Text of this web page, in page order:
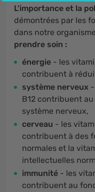
L'importance et la
démontrées par les
dans notre
prendre soin :
énergie - les
contribuent à
système nerveux
B12 contribuent
système nerveux,
cerveau - les
contribuent à des
normales et la
intellectuelles
immunité - les
contribuent au